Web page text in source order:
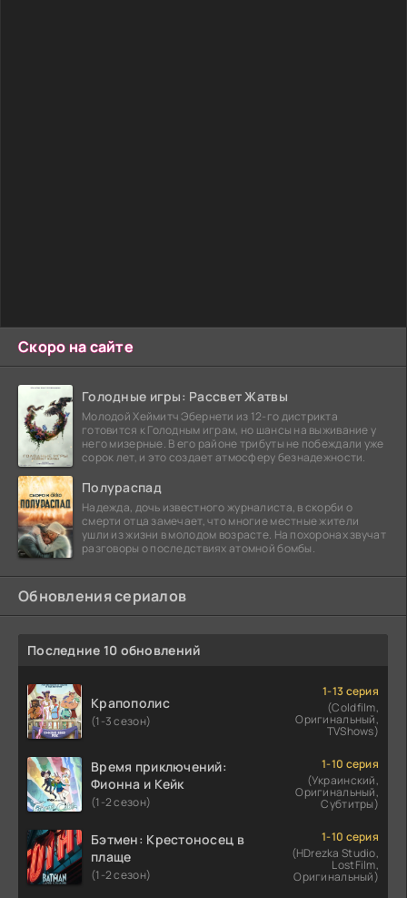
Скоро на сайте
Голодные игры: Рассвет Жатвы
Молодой Хеймитч Эбернети из 12-го дистрикта
готовится к Голодным играм, но шансы на выживание у
него мизерные. В его районе трибуты не побеждали уже
сорок лет, и это создает атмосферу безнадежности.
Полураспад
Надежда, дочь известного журналиста, в скорби о
смерти отца замечает, что многие местные жители
ушли из жизни в молодом возрасте. На похоронах звучат
разговоры о последствиях атомной бомбы.
Обновления сериалов
Последние 10 обновлений
Крапополис
(1-3 сезон)
1-13 серия
(Coldfilm,
Оригинальный,
TVShows)
Время приключений:
Фионна и Кейк
(1-2 сезон)
1-10 серия
(Украинский,
Оригинальный,
Субтитры)
Бэтмен: Крестоносец в
плаще
(1-2 сезон)
1-10 серия
(HDrezka Studio,
LostFilm,
Оригинальный)